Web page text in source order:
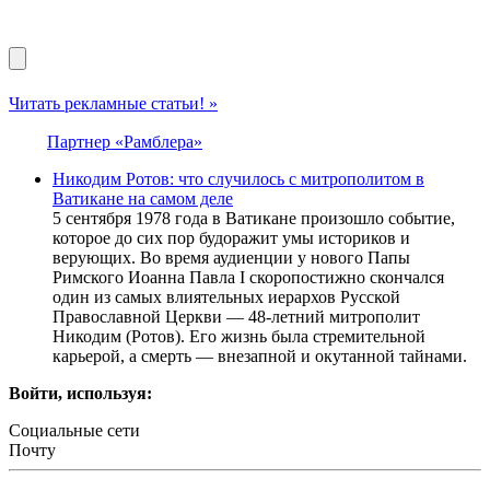
Читать рекламные статьи! »
Партнер «Рамблера»
Никодим Ротов: что случилось с митрополитом в
Ватикане на самом деле
5 сентября 1978 года в Ватикане произошло событие,
которое до сих пор будоражит умы историков и
верующих. Во время аудиенции у нового Папы
Римского Иоанна Павла I скоропостижно скончался
один из самых влиятельных иерархов Русской
Православной Церкви — 48-летний митрополит
Никодим (Ротов). Его жизнь была стремительной
карьерой, а смерть — внезапной и окутанной тайнами.
Войти, используя:
Социальные сети
Почту